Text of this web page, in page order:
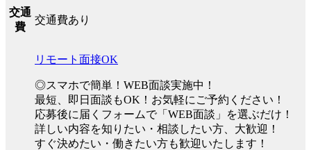
交通
費
交通費あり
リモート面接OK
◎スマホで簡単！WEB面談実施中！
最短、即日面談もOK！お気軽にご予約ください！
応募後に届くフォームで「WEB面談」を選ぶだけ！
詳しい内容を知りたい・相談したい方、大歓迎！
すぐ決めたい・働きたい方も歓迎いたします！